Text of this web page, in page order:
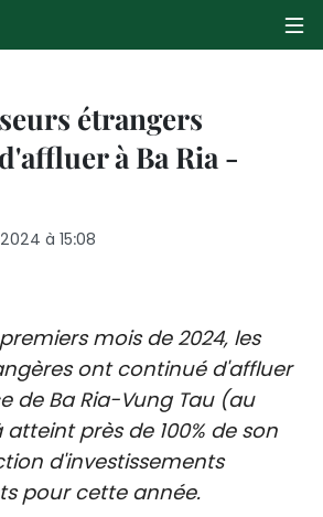
PAGE D'ACCUEIL
CULTURE
TOURISME
ENVIRONNEMENT
étrangers
à Ba Ria -
à 15:08
mois de 2024, les
ont continué d'affluer
de Ba Ria-Vung Tau (au
près de 100% de son
d'investissements
pour cette année.